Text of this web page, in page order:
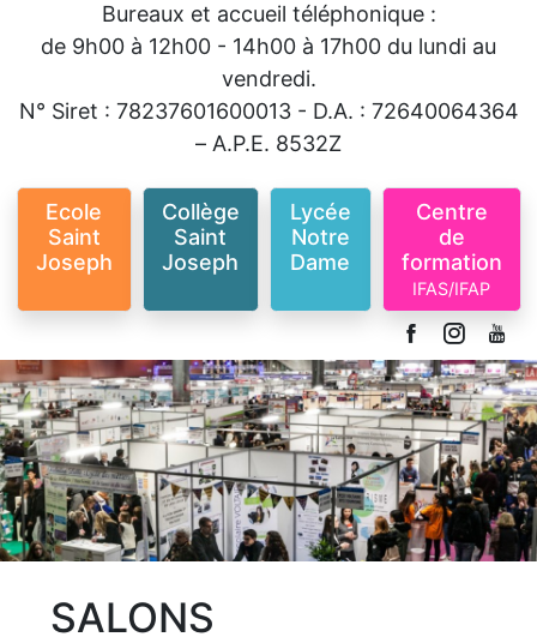
Bureaux et accueil téléphonique :
de 9h00 à 12h00 - 14h00 à 17h00 du lundi au
vendredi.
N° Siret : 78237601600013 - D.A. : 72640064364
– A.P.E. 8532Z
Ecole
Saint
Joseph
Collège
Saint
Joseph
Lycée
Notre
Dame
Centre
de
formation
IFAS/IFAP
SALONS